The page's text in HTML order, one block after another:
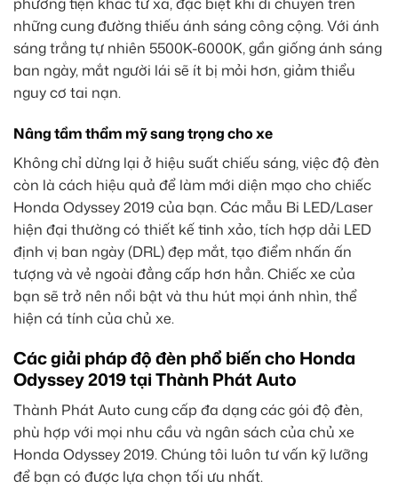
những cung đường thiếu ánh sáng công cộng. Với ánh
sáng trắng tự nhiên 5500K-6000K, gần giống ánh sáng
ban ngày, mắt người lái sẽ ít bị mỏi hơn, giảm thiểu
nguy cơ tai nạn.
Nâng tầm thẩm mỹ sang trọng cho xe
Không chỉ dừng lại ở hiệu suất chiếu sáng, việc độ đèn
còn là cách hiệu quả để làm mới diện mạo cho chiếc
Honda Odyssey 2019 của bạn. Các mẫu Bi LED/Laser
hiện đại thường có thiết kế tinh xảo, tích hợp dải LED
định vị ban ngày (DRL) đẹp mắt, tạo điểm nhấn ấn
tượng và vẻ ngoài đẳng cấp hơn hẳn. Chiếc xe của
bạn sẽ trở nên nổi bật và thu hút mọi ánh nhìn, thể
hiện cá tính của chủ xe.
Các giải pháp độ đèn phổ biến cho Honda
Odyssey 2019 tại Thành Phát Auto
Thành Phát Auto cung cấp đa dạng các gói độ đèn,
phù hợp với mọi nhu cầu và ngân sách của chủ xe
Honda Odyssey 2019. Chúng tôi luôn tư vấn kỹ lưỡng
để bạn có được lựa chọn tối ưu nhất.